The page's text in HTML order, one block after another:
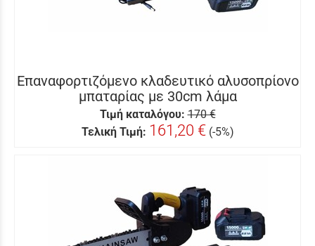
Επαναφορτιζόμενο κλαδευτικό αλυσοπρίονο
μπαταρίας με 30cm λάμα
Τιμή καταλόγου: 170 €
Τελική Τιμή: 161,20 € (-5%)